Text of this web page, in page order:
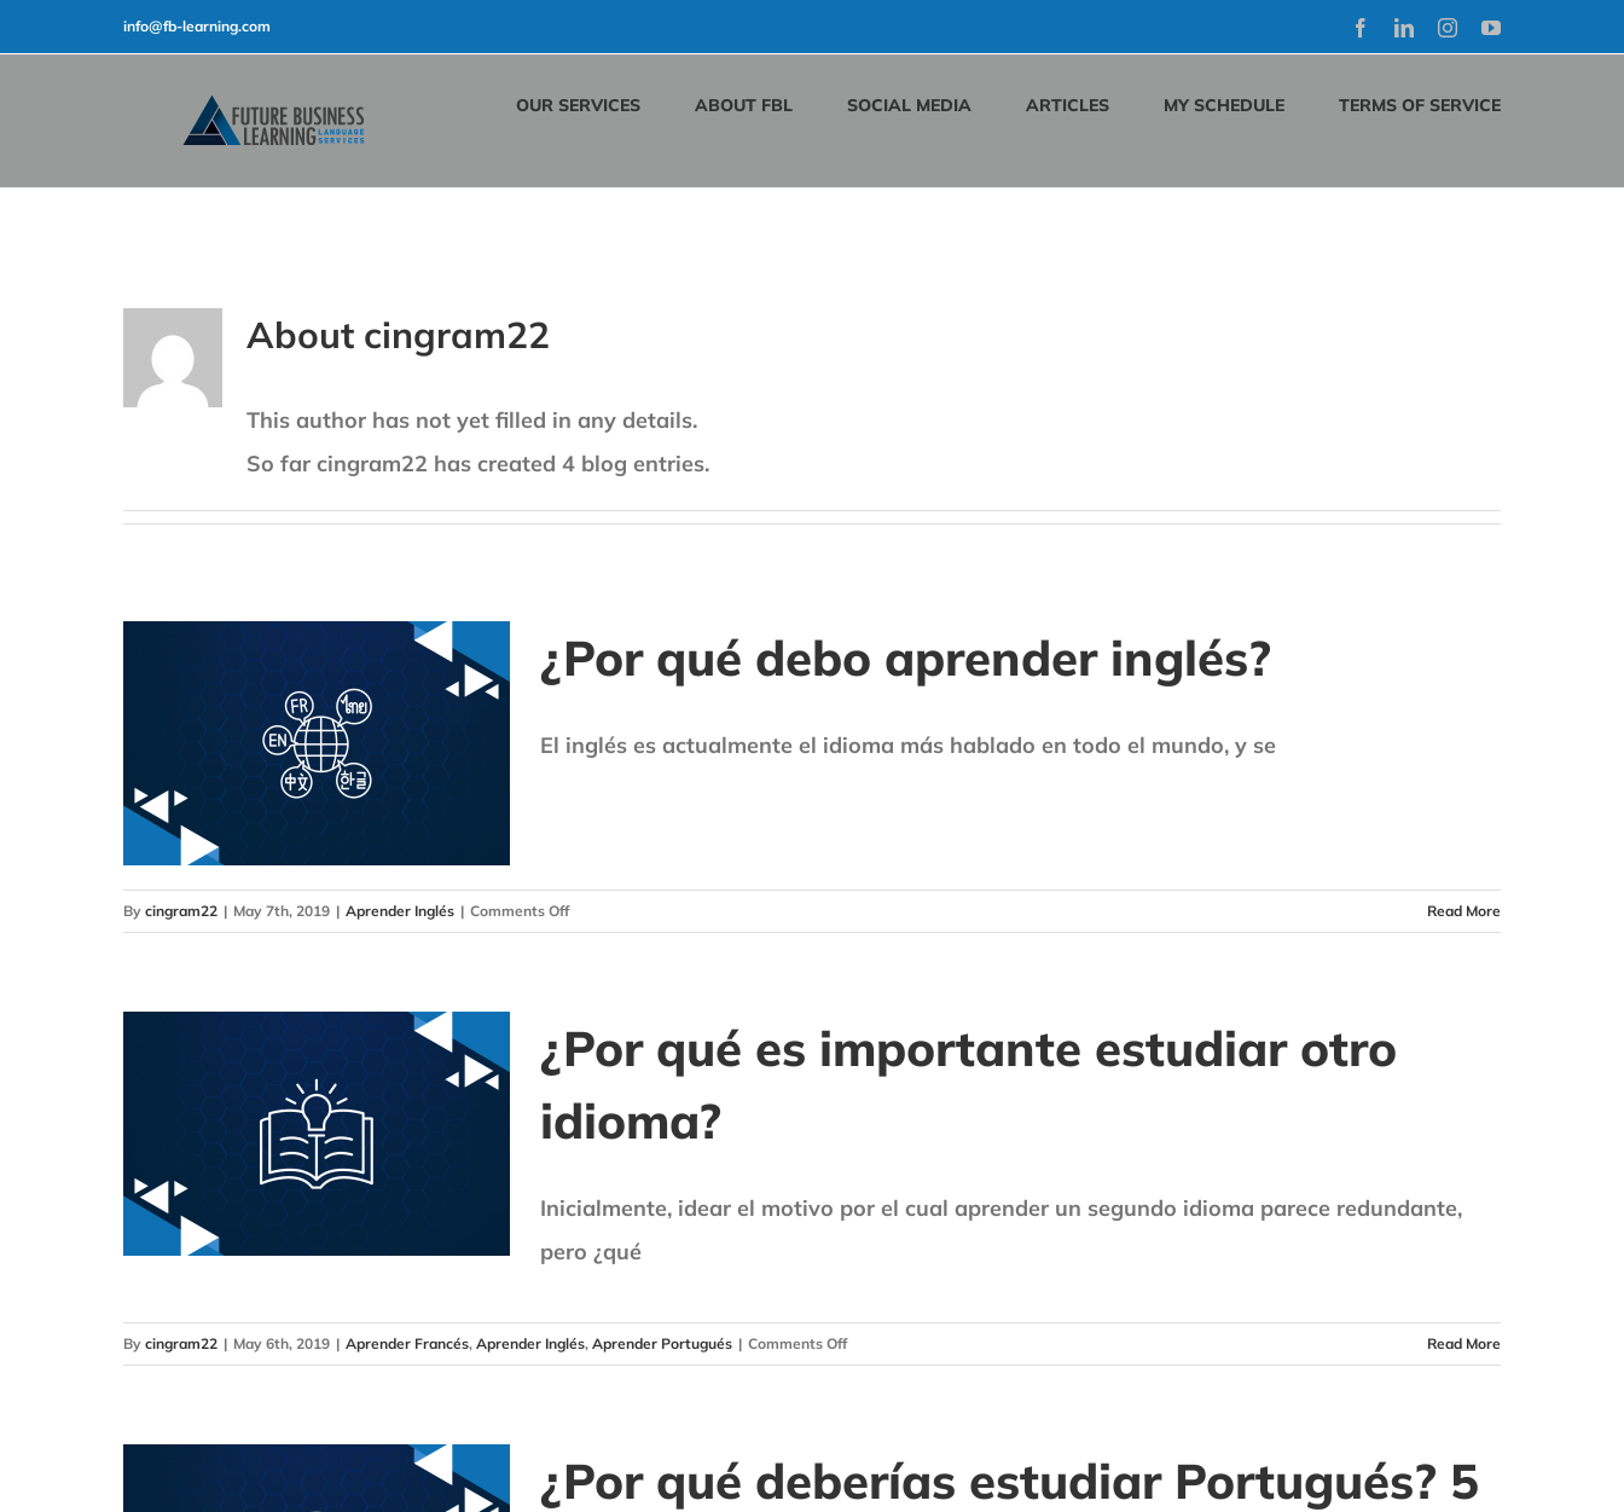
to
info@fb-learning.com FacebookLinkedInInstagramYouTube
OUR SERVICES ABOUT FBL SOCIAL MEDIA ARTICLES MY SCHEDULE TERMS OF SERVICE
About cingram22
This author has not yet filled in any details.
So far cingram22 has created 4 blog entries.
¿Por qué debo aprender inglés?
El inglés es actualmente el idioma más hablado en todo el mundo, y se
By cingram22 | May 7th, 2019 | Aprender Inglés | Comments Offon
¿Por
inglés?
Read More
¿Por qué es importante estudiar otro
idioma?
Inicialmente, idear el motivo por el cual aprender un segundo idioma parece redundante,
pero ¿qué
By cingram22 | May 6th, 2019 | Aprender Francés, Aprender Inglés, Aprender Portugués | Comments Offon
¿Por
importante
estudiar
Read More
¿Por qué deberías estudiar Portugués? 5